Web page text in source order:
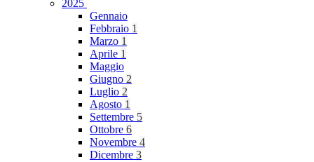
2025
Gennaio
Febbraio 1
Marzo 1
Aprile 1
Maggio
Giugno 2
Luglio 2
Agosto 1
Settembre 5
Ottobre 6
Novembre 4
Dicembre 3